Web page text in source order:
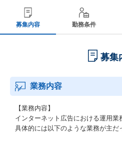
募集内容 勤務条件
募集
業務内容
【業務内容】
インターネット広告における運用業
具体的には以下のような業務が主だ